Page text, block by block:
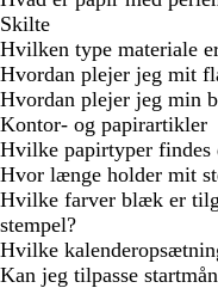
Skilte
Hvilken type materiale
Hvordan plejer jeg mit
Hvordan plejer jeg min
Kontor- og papirartikler
Hvilke papirtyper findes
Hvor længe holder mit
Hvilke farver blæk er
stempel?
Hvilke
Kan jeg tilpasse